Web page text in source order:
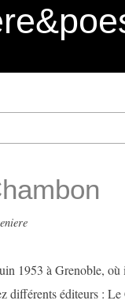
1953 à Grenoble,
différents éditeurs :